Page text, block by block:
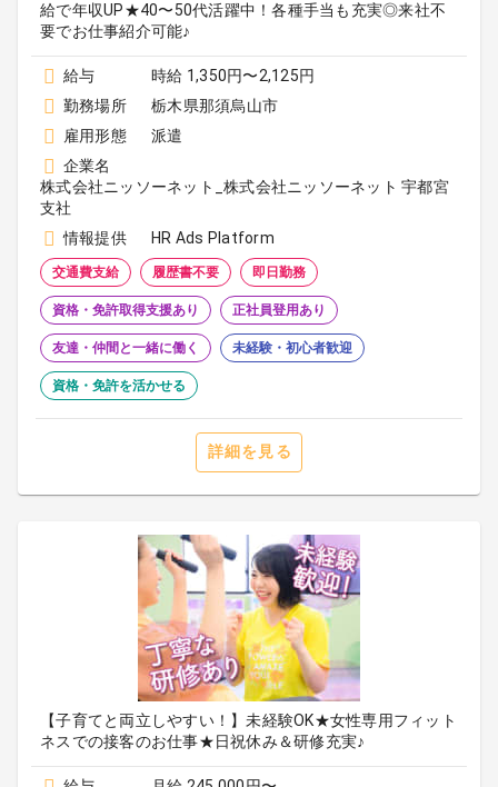
給で年収UP★40〜50代活躍中！各種手当も充実◎来社不
要でお仕事紹介可能♪
給与
時給 1,350円〜2,125円
勤務場所
栃木県那須烏山市
雇用形態
派遣
企業名
株式会社ニッソーネット_株式会社ニッソーネット 宇都宮
支社
情報提供
HR Ads Platform
交通費支給 履歴書不要 即日勤務
資格・免許取得支援あり 正社員登用あり
友達・仲間と一緒に働く 未経験・初心者歓迎
資格・免許を活かせる
詳細を見る
【子育てと両立しやすい！】未経験OK★女性専用フィット
ネスでの接客のお仕事★日祝休み＆研修充実♪